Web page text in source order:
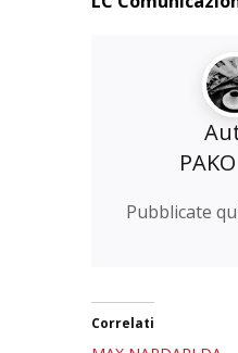
Pubblicate
Correlati